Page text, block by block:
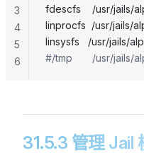
fdescfs    /usr/jails/
linprocfs  /usr/jails/
linsysfs   /usr/jails/
#/tmp       /usr/jails/
3
4
5
6
31.5.3 管理 Jail